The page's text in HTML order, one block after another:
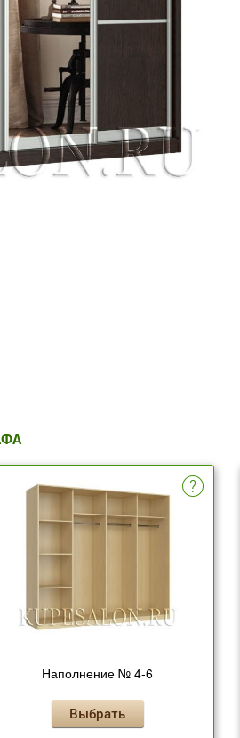
Наполнение № 4-6
Выбрать